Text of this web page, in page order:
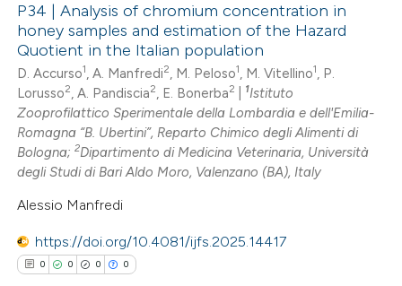
been cited by providing the
of the citation, a
describing whether
mentions, or contrasts
claim, and a label
in which section the
was made.
Citing Publications
Supporting
Mentioning
Contrasting
atscite.ai
P34 | Analysis of chromium concentration in
honey samples and estimation of the Hazard
Quotient in the Italian population
D. Accurso1, A. Manfredi2, M. Peloso1, M. Vitellino1, P.
Lorusso2, A. Pandiscia2, E. Bonerba2 1Istituto
Zooprofilattico Sperimentale della Lombardia e dell'Emilia-
Romagna “B. Ubertini”, Reparto Chimico degli Alimenti di
Bologna;2Dipartimento di Medicina Veterinaria, Università
degli Studi di Bari Aldo Moro, Valenzano (BA), Italy
Alessio Manfredi
https://doi.org/10.4081/ijfs.2025.14417
0 0 0 0